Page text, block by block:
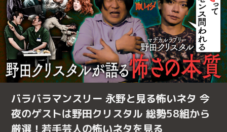
バラバラマンスリー 永野と見る怖いネタ 今
夜のゲストは野田クリスタル 総勢58組から
厳選！若手芸人の怖いネタを見る